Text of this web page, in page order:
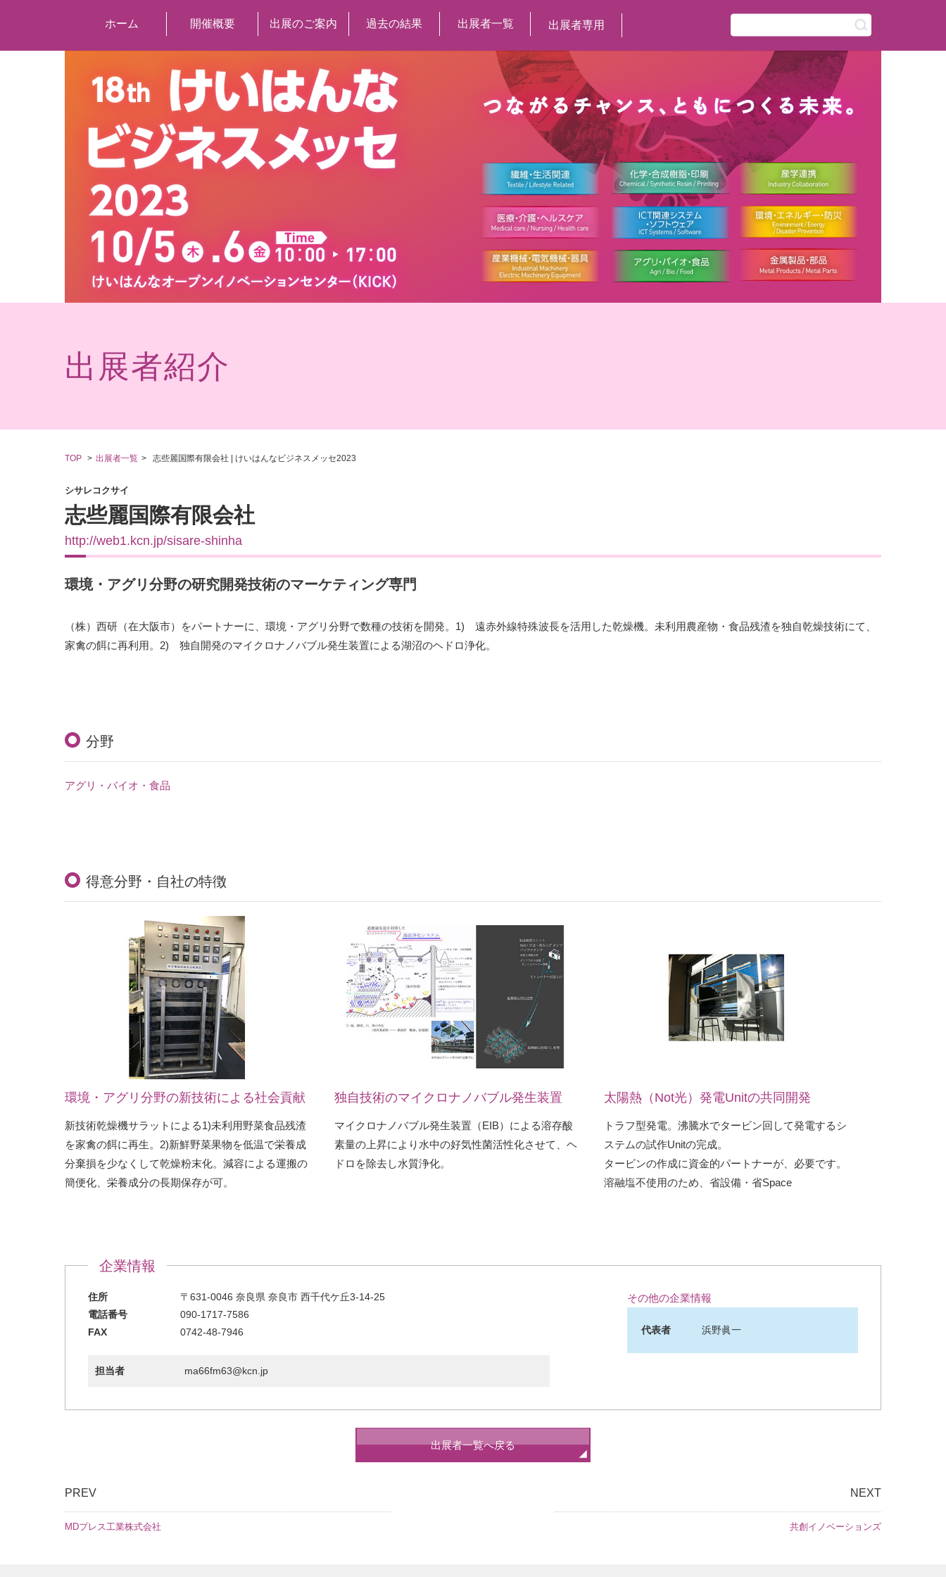
ホーム 開催概要 出展のご案内 過去の結果 出展者一覧 出展者専用
出展者紹介
TOP 出展者一覧 志些麗国際有限会社 | けいはんなビジネスメッセ2023
シサレコクサイ
志些麗国際有限会社
http://web1.kcn.jp/sisare-shinha
環境・アグリ分野の研究開発技術のマーケティング専門
（株）西研（在大阪市）をパートナーに、環境・アグリ分野で数種の技術を開発。1) 遠赤外線特殊波長を活用した乾燥機。未利用農産物・食品残渣を独自乾燥技術にて、
家禽の餌に再利用。2) 独自開発のマイクロナノバブル発生装置による湖沼のヘドロ浄化。
分野
アグリ・バイオ・食品
得意分野・自社の特徴
環境・アグリ分野の新技術による社会貢献
新技術乾燥機サラットによる1)未利用野菜食品残渣
を家禽の餌に再生。2)新鮮野菜果物を低温で栄養成
分棄損を少なくして乾燥粉末化。減容による運搬の
簡便化、栄養成分の長期保存が可。
独自技術のマイクロナノバブル発生装置
マイクロナノバブル発生装置（EIB）による溶存酸
素量の上昇により水中の好気性菌活性化させて、ヘ
ドロを除去し水質浄化。
太陽熱（Not光）発電Unitの共同開発
トラフ型発電。沸騰水でタービン回して発電するシ
ステムの試作Unitの完成。
タービンの作成に資金的パートナーが、必要です。
溶融塩不使用のため、省設備・省Space
企業情報
住所
〒631-0046 奈良県 奈良市 西千代ケ丘3-14-25
電話番号
090-1717-7586
FAX
0742-48-7946
担当者 ma66fm63@kcn.jp
その他の企業情報
代表者 浜野眞一
出展者一覧へ戻る
NEXT
共創イノベーションズ
PREV
MDプレス工業株式会社